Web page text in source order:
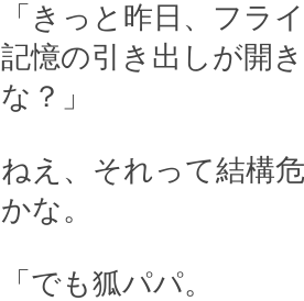
「きっと昨日、フラ
記憶の引き出しが開
な？」
ねえ、それって結構
かな。
「でも狐パパ。